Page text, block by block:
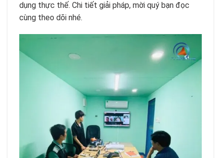
dụng thực thế. Chi tiết giải pháp, mời quý bạn đọc
cùng theo dõi nhé.